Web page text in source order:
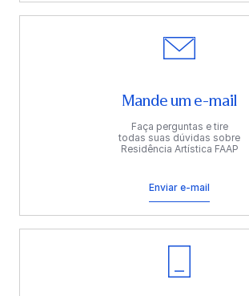
Mande um e-mail
Faça perguntas e tire
todas suas dúvidas sobre
Residência Artística FAAP
Enviar e-mail